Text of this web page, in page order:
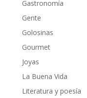
Gastronomía
Gente
Golosinas
Gourmet
Joyas
La Buena Vida
Literatura y poesía